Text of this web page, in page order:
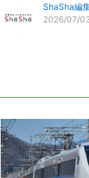
ShaSha編
2026/07/